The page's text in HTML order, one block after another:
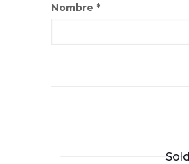
Nombre *